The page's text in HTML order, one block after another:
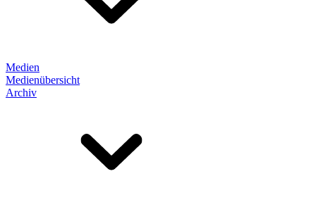
Medien
Medienübersicht
Archiv